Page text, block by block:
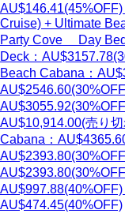
Cruise) + Ultimate
Party Cove Day
Deck：
Beach Cabana：
AU$10,914.00(売り
Cabana：
AU$474.45(40%OFF)